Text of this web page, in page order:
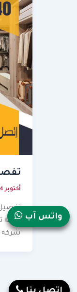
أكتوبر 4, 2025
خدمة
شركة
واتس آب